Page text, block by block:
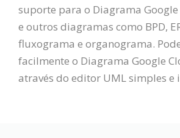
suporte para o Diagrama
e outros diagramas como BPD,
fluxograma e organograma.
facilmente o Diagrama Google
através do editor UML simples e